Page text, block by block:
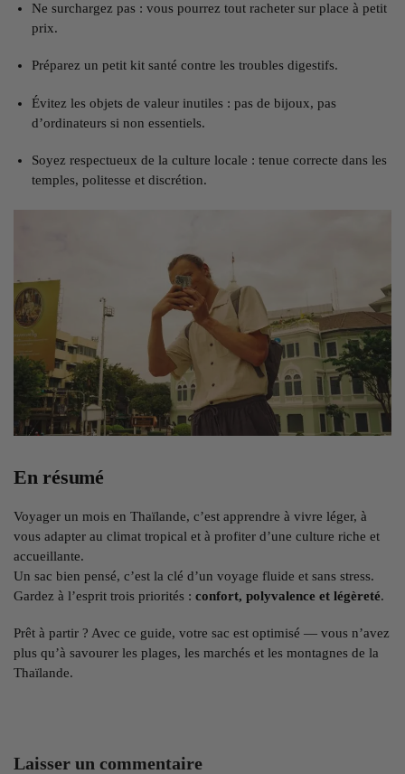
Ne surchargez pas : vous pourrez tout racheter sur place à petit
prix.
Préparez un petit kit santé contre les troubles digestifs.
Évitez les objets de valeur inutiles : pas de bijoux, pas
d’ordinateurs si non essentiels.
Soyez respectueux de la culture locale : tenue correcte dans les
temples, politesse et discrétion.
En résumé
Voyager un mois en Thaïlande, c’est apprendre à vivre léger, à
vous adapter au climat tropical et à profiter d’une culture riche et
accueillante.
Un sac bien pensé, c’est la clé d’un voyage fluide et sans stress.
Gardez à l’esprit trois priorités : confort, polyvalence et légèreté.
Prêt à partir ? Avec ce guide, votre sac est optimisé — vous n’avez
plus qu’à savourer les plages, les marchés et les montagnes de la
Thaïlande.
Laisser un commentaire